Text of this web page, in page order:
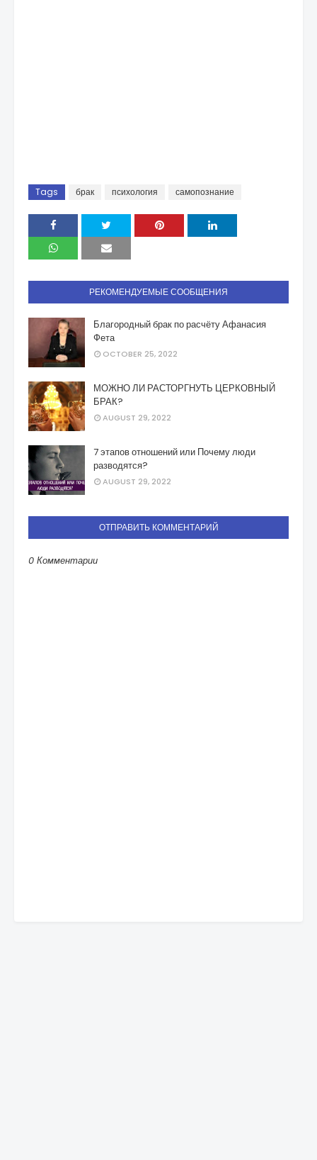
Tags брак психология самопознание
РЕКОМЕНДУЕМЫЕ СООБЩЕНИЯ
Благородный брак по расчёту Афанасия
Фета
OCTOBER 25, 2022
МОЖНО ЛИ РАСТОРГНУТЬ ЦЕРКОВНЫЙ
БРАК?
AUGUST 29, 2022
7 этапов отношений или Почему люди
разводятся?
AUGUST 29, 2022
ОТПРАВИТЬ КОММЕНТАРИЙ
0 Комментарии